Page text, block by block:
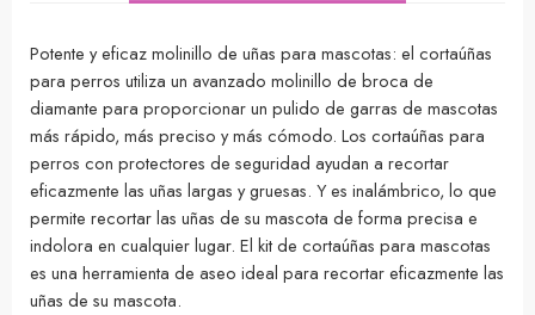
Potente y eficaz molinillo de uñas para mascotas: el cortaúñas
para perros utiliza un avanzado molinillo de broca de
diamante para proporcionar un pulido de garras de mascotas
más rápido, más preciso y más cómodo. Los cortaúñas para
perros con protectores de seguridad ayudan a recortar
eficazmente las uñas largas y gruesas. Y es inalámbrico, lo que
permite recortar las uñas de su mascota de forma precisa e
indolora en cualquier lugar. El kit de cortaúñas para mascotas
es una herramienta de aseo ideal para recortar eficazmente las
uñas de su mascota.